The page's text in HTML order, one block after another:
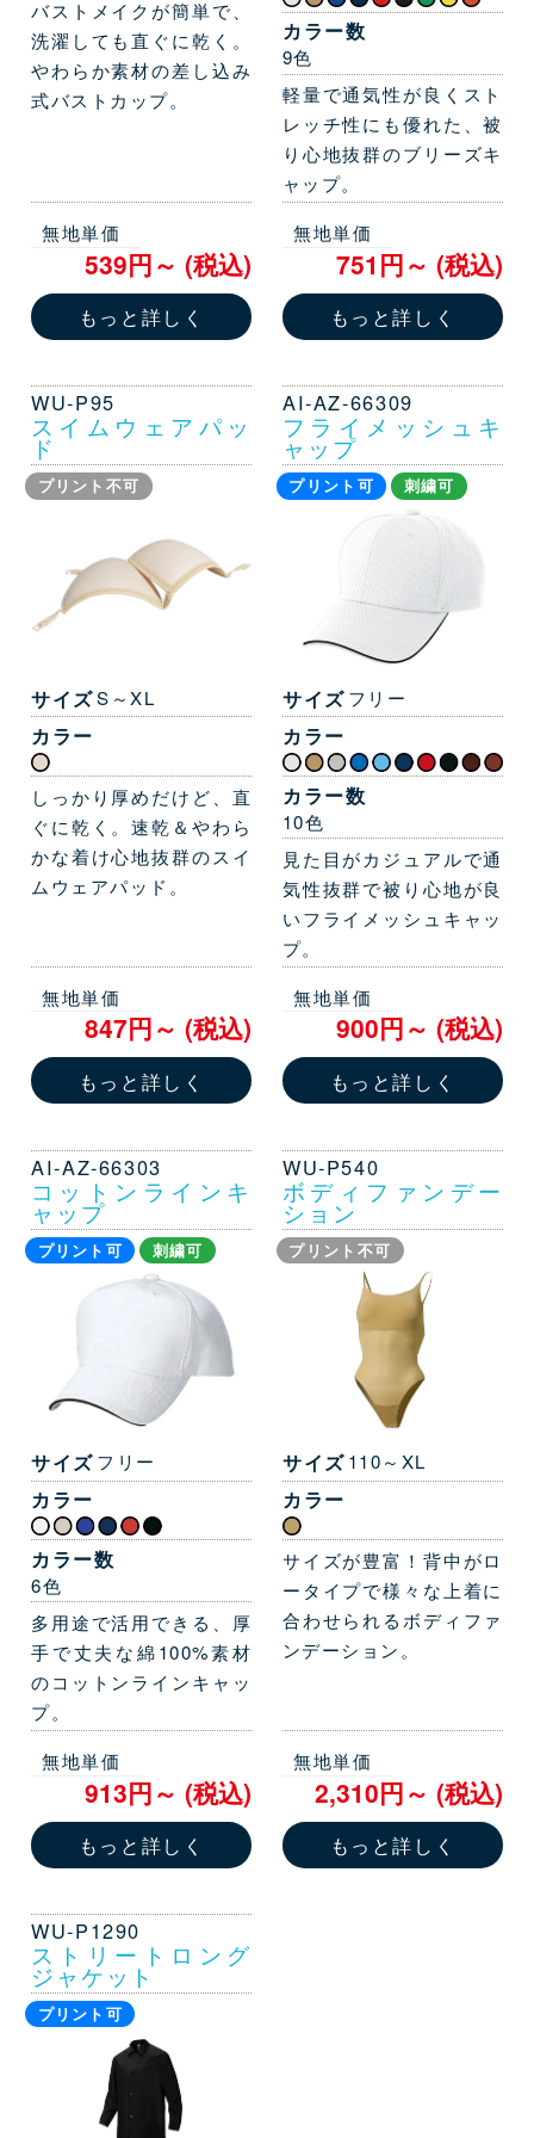
バストメイクが簡単で、
洗濯しても直ぐに乾く。
やわらか素材の差し込み
式バストカップ。
無地単価
539円～ (税込)
もっと詳しく
カラー数
9色
軽量で通気性が良くスト
レッチ性にも優れた、被
り心地抜群のブリーズキ
ャップ。
無地単価
751円～ (税込)
もっと詳しく
WU-P95
スイムウェアパッ
ド
プリント不可
サイズS～XL
カラー
しっかり厚めだけど、直
ぐに乾く。速乾＆やわら
かな着け心地抜群のスイ
ムウェアパッド。
無地単価
847円～ (税込)
もっと詳しく
AI-AZ-66309
フライメッシュキ
ャップ
プリント可 刺繍可
サイズフリー
カラー
カラー数
10色
見た目がカジュアルで通
気性抜群で被り心地が良
いフライメッシュキャッ
プ。
無地単価
900円～ (税込)
もっと詳しく
AI-AZ-66303
コットンラインキ
ャップ
プリント可 刺繍可
サイズフリー
カラー
カラー数
6色
多用途で活用できる、厚
手で丈夫な綿100%素材
のコットンラインキャッ
プ。
無地単価
913円～ (税込)
もっと詳しく
WU-P540
ボディファンデー
ション
プリント不可
サイズ110～XL
カラー
サイズが豊富！背中がロ
ータイプで様々な上着に
合わせられるボディファ
ンデーション。
無地単価
2,310円～ (税込)
もっと詳しく
WU-P1290
ストリートロング
ジャケット
プリント可